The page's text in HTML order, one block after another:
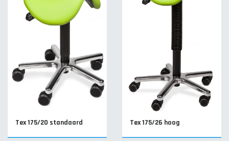
Tex 175/20 standaard Tex 175/26 hoog